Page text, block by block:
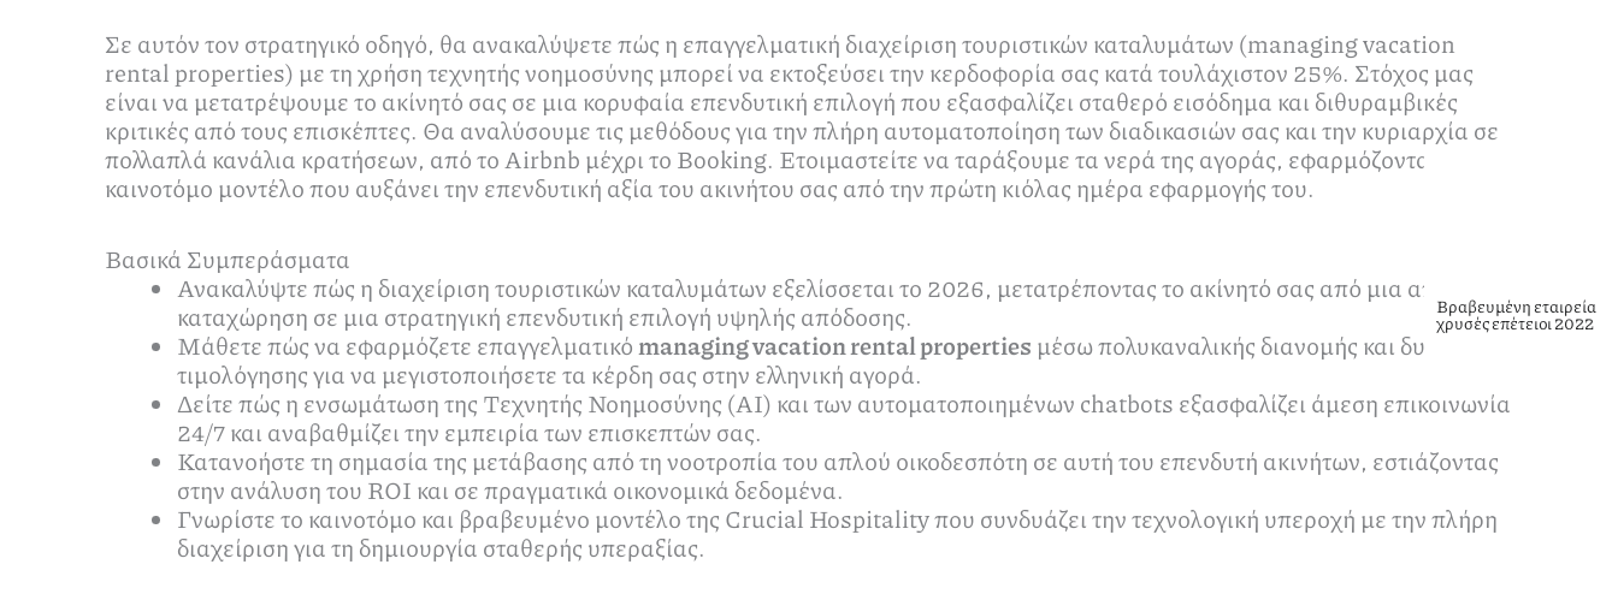
Σε αυτόν τον στρατηγικό οδηγό, θα ανακαλύψετε πώς η επαγγελματική διαχείριση τουριστικών καταλυμάτων (managing vacation
rental properties) με τη χρήση τεχνητής νοημοσύνης μπορεί να εκτοξεύσει την κερδοφορία σας κατά τουλάχιστον 25%. Στόχος μας
είναι να μετατρέψουμε το ακίνητό σας σε μια κορυφαία επενδυτική επιλογή που εξασφαλίζει σταθερό εισόδημα και διθυραμβικές
κριτικές από τους επισκέπτες. Θα αναλύσουμε τις μεθόδους για την πλήρη αυτοματοποίηση των διαδικασιών σας και την κυριαρχία σε
πολλαπλά κανάλια κρατήσεων, από το Airbnb μέχρι το Booking. Ετοιμαστείτε να ταράξουμε τα νερά της αγοράς, εφαρμόζοντας ένα
καινοτόμο μοντέλο που αυξάνει την επενδυτική αξία του ακινήτου σας από την πρώτη κιόλας ημέρα εφαρμογής του.
Βασικά Συμπεράσματα
Ανακαλύψτε πώς η διαχείριση τουριστικών καταλυμάτων εξελίσσεται το 2026, μετατρέποντας το ακίνητό σας από μια απλή
καταχώρηση σε μια στρατηγική επενδυτική επιλογή υψηλής απόδοσης.
Μάθετε πώς να εφαρμόζετε επαγγελματικόmanaging vacation rental properties μέσω πολυκαναλικής διανομής και δυναμικής
τιμολόγησης για να μεγιστοποιήσετε τα κέρδη σας στην ελληνική αγορά.
Δείτε πώς η ενσωμάτωση της Τεχνητής Νοημοσύνης (AI) και των αυτοματοποιημένων chatbots εξασφαλίζει άμεση επικοινωνία
24/7 και αναβαθμίζει την εμπειρία των επισκεπτών σας.
Κατανοήστε τη σημασία της μετάβασης από τη νοοτροπία του απλού οικοδεσπότη σε αυτή του επενδυτή ακινήτων, εστιάζοντας
στην ανάλυση του ROI και σε πραγματικά οικονομικά δεδομένα.
Γνωρίστε το καινοτόμο και βραβευμένο μοντέλο της Crucial Hospitality που συνδυάζει την τεχνολογική υπεροχή με την πλήρη
διαχείριση για τη δημιουργία σταθερής υπεραξίας.
Βραβευμένη εταιρεία
χρυσές επέτειοι 2022